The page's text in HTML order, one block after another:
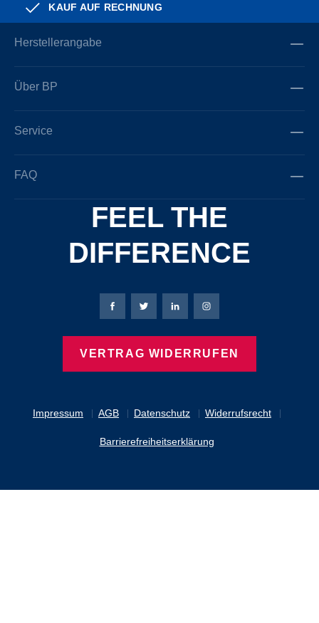
KAUF AUF RECHNUNG
Herstellerangabe
Über BP
Service
FAQ
FEEL THE
DIFFERENCE
Impressum AGB Datenschutz Widerrufsrecht
Barrierefreiheitserklärung
Bierbaum-Proenen Facebook-Seite
Bierbaum-Proenen Twitter Seite
Bierbaum-Proenen LinkedIn
Bierbaum-Proenen
VERTRAG WIDERRUFEN